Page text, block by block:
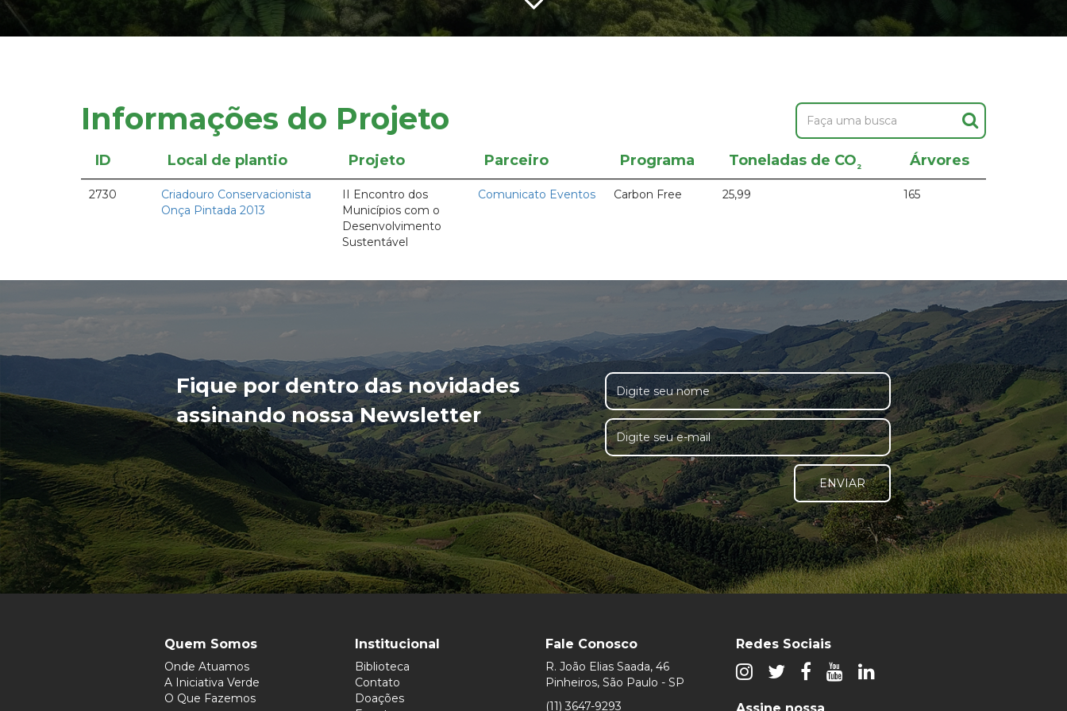
Informações do Projeto
ID Local de plantio Projeto Parceiro Programa Toneladas de CO² Árvores
2730
Criadouro Conservacionista
Onça Pintada 2013
II Encontro dos
Municípios com o
Desenvolvimento
Sustentável
Comunicato Eventos Carbon Free 25,99 165
Fique por dentro das novidades
assinando nossa Newsletter
ENVIAR
Quem Somos
Onde Atuamos
A Iniciativa Verde
O Que Fazemos
Institucional
Biblioteca
Contato
Doações
Fale Conosco
R. João Elias Saada, 46
Pinheiros, São Paulo - SP
(11) 3647-9293
Redes Sociais